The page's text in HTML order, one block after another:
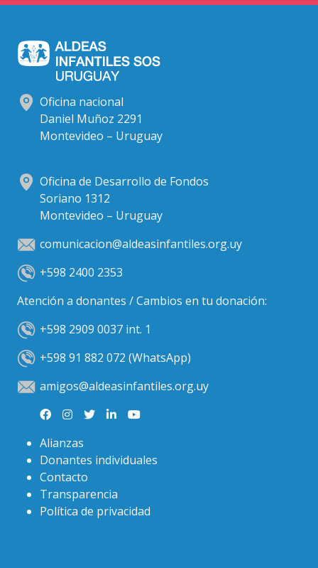
Oficina nacional
Daniel Muñoz 2291
Montevideo – Uruguay
Oficina de Desarrollo de Fondos
Soriano 1312
Montevideo – Uruguay
comunicacion@aldeasinfantiles.org.uy
+598 2400 2353
Atención a donantes / Cambios en tu donación:
+598 2909 0037 int. 1
+598 91 882 072 (WhatsApp)
amigos@aldeasinfantiles.org.uy
Alianzas
Donantes individuales
Contacto
Transparencia
Política de privacidad